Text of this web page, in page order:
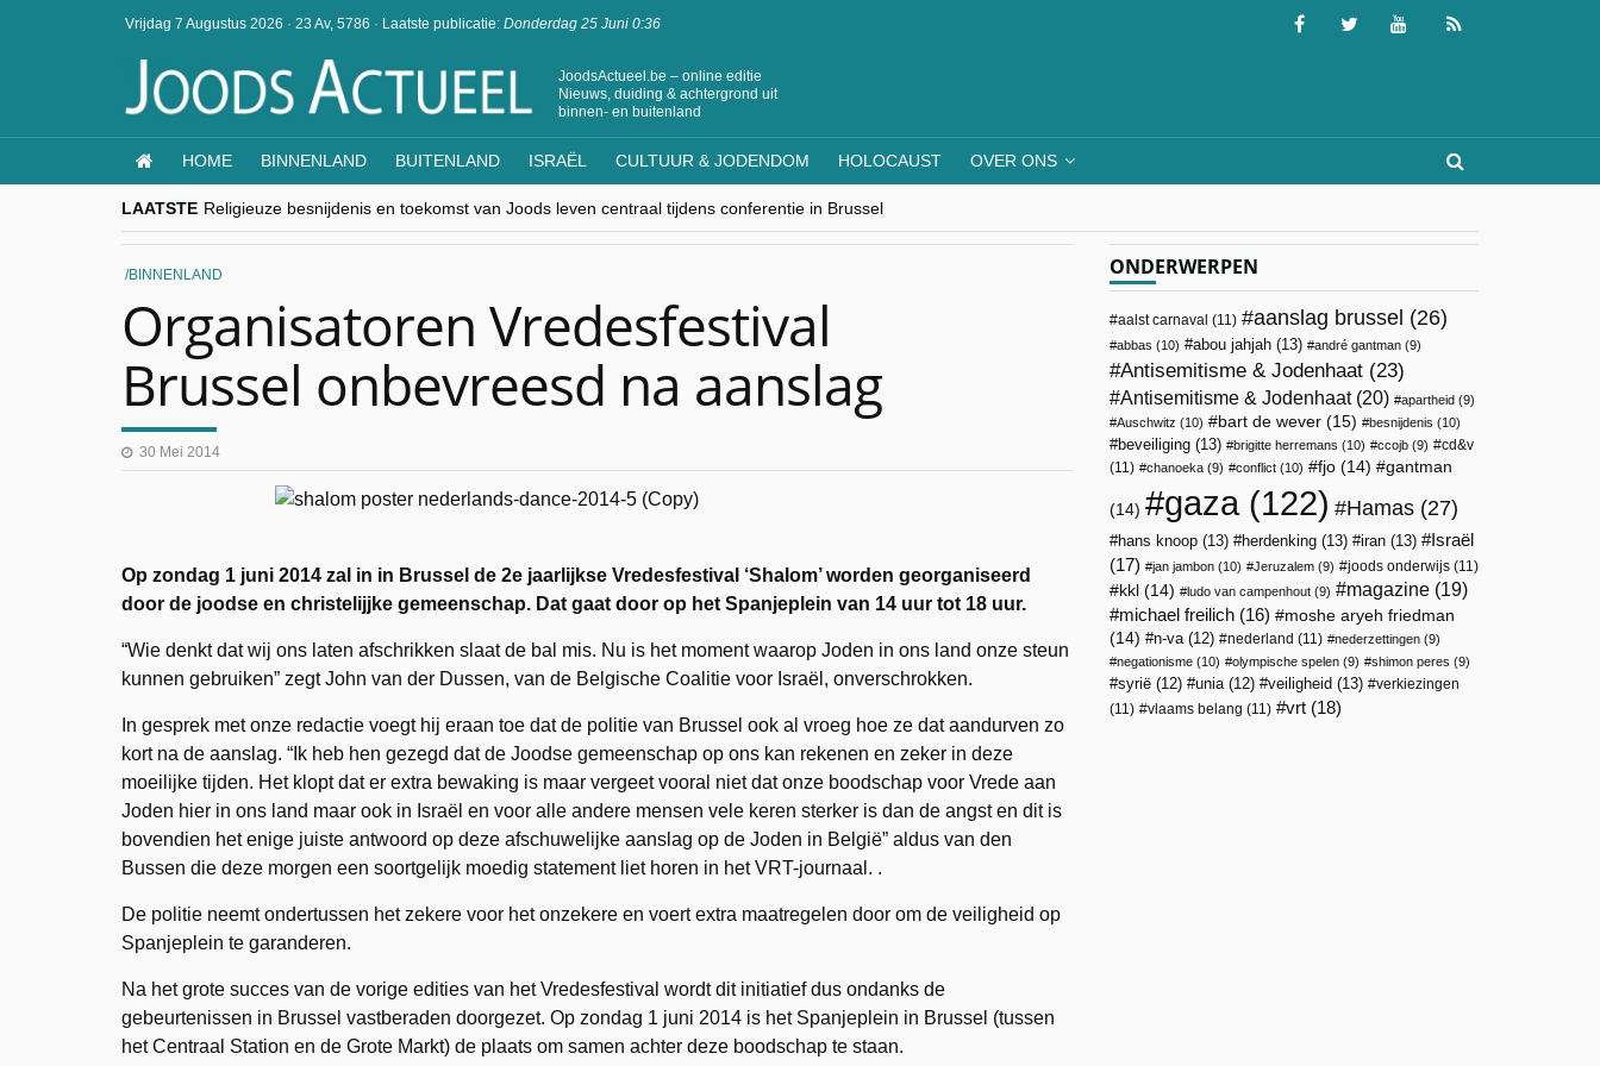
Vrijdag 7 Augustus 2026 · 23 Av, 5786 · Laatste publicatie: Donderdag 25 Juni 0:36
JoodsActueel.be – online editie
Nieuws, duiding & achtergrond uit
binnen- en buitenland
HOME BINNENLAND BUITENLAND ISRAËL CULTUUR & JODENDOM HOLOCAUST OVER ONS
LAATSTE Religieuze besnijdenis en toekomst van Joods leven centraal tijdens conferentie in Brussel
“Besnijdenisdebat toont hoe moeilijk seculiere Westen minderheden begrijpt”, Jinnih Beels (Vooruit)
CITYTRIP | ROEMENIË – Boekarest: de verrassing van Oost-Europa
“Vandaag zit elke Jood in België op de beklaagdenbank”
BINNENLAND
Organisatoren Vredesfestival
Brussel onbevreesd na aanslag
30 Mei 2014
Op zondag 1 juni 2014 zal in in Brussel de 2e jaarlijkse Vredesfestival ‘Shalom’ worden georganiseerd
door de joodse en christelijjke gemeenschap. Dat gaat door op het Spanjeplein van 14 uur tot 18 uur.
“Wie denkt dat wij ons laten afschrikken slaat de bal mis. Nu is het moment waarop Joden in ons land onze steun
kunnen gebruiken” zegt John van der Dussen, van de Belgische Coalitie voor Israël, onverschrokken.
In gesprek met onze redactie voegt hij eraan toe dat de politie van Brussel ook al vroeg hoe ze dat aandurven zo
kort na de aanslag. “Ik heb hen gezegd dat de Joodse gemeenschap op ons kan rekenen en zeker in deze
moeilijke tijden. Het klopt dat er extra bewaking is maar vergeet vooral niet dat onze boodschap voor Vrede aan
Joden hier in ons land maar ook in Israël en voor alle andere mensen vele keren sterker is dan de angst en dit is
bovendien het enige juiste antwoord op deze afschuwelijke aanslag op de Joden in België” aldus van den
Bussen die deze morgen een soortgelijk moedig statement liet horen in het VRT-journaal. .
De politie neemt ondertussen het zekere voor het onzekere en voert extra maatregelen door om de veiligheid op
Spanjeplein te garanderen.
Na het grote succes van de vorige edities van het Vredesfestival wordt dit initiatief dus ondanks de
gebeurtenissen in Brussel vastberaden doorgezet. Op zondag 1 juni 2014 is het Spanjeplein in Brussel (tussen
het Centraal Station en de Grote Markt) de plaats om samen achter deze boodschap te staan.
ONDERWERPEN
aalst carnaval (11) aanslag brussel (26)
abbas (10) abou jahjah (13) andré gantman (9)
Antisemitisme & Jodenhaat (23)
Antisemitisme & Jodenhaat(20) apartheid (9)
Auschwitz (10) bart de wever (15) besnijdenis (10)
beveiliging (13) brigitte herremans (10) ccojb (9)
cd&v
(11)
chanoeka (9) conflict (10) fjo (14) gantman
(14) gaza(122) Hamas (27)
hans knoop (13) herdenking (13) iran (13)
Israël
(17)
jan jambon (10) Jeruzalem (9) joods onderwijs (11)
kkl (14) ludo van campenhout (9) magazine (19)
michael freilich (16)
moshe aryeh friedman
(14)
n-va(12) nederland (11) nederzettingen (9)
negationisme (10) olympische spelen (9) shimon peres (9)
syrië (12) unia(12) veiligheid (13)
verkiezingen
(11)
vlaams belang (11) vrt (18)